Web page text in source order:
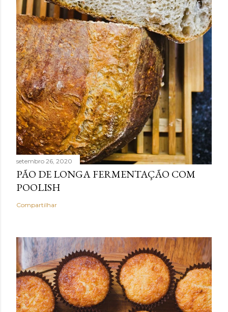
setembro 26, 2020
PÃO DE LONGA FERMENTAÇÃO COM
POOLISH
Compartilhar